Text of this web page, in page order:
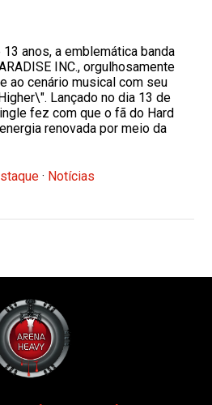
anos, a emblemática banda
INC., orgulhosamente
ao cenário musical com seu
Lançado no dia 13 de
fez com que o fã do Hard
renovada por meio da
· Notícias